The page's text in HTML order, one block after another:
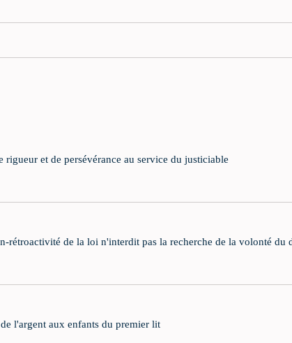
rigueur et de persévérance au service du justiciable
rétroactivité de la loi n'interdit pas la recherche de la volonté du
l'argent aux enfants du premier lit